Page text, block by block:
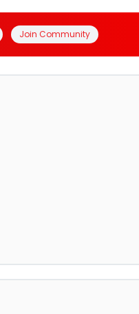
Join Community